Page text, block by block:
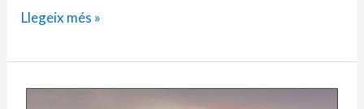
Llegeix més »